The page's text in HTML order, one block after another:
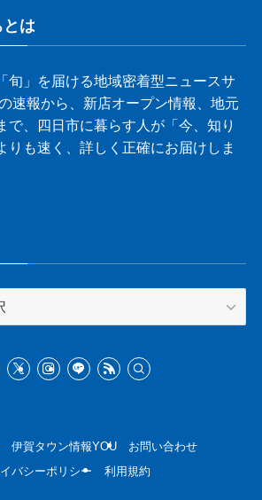
は
旬」を届ける地域密着型ニュースサ
速報から、新店オープン情報、地元
で、四日市に暮らす人が「今、知り
りも速く、詳しく正確にお届けしま
伊賀タウン情報YOU
お問い合わせ
バシーポリシー
利用規約